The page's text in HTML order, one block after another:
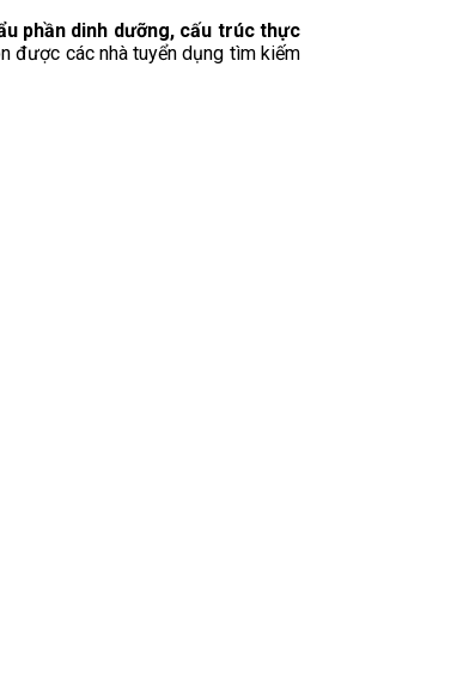
phần dinh dưỡng, cấu trúc thực
được các nhà tuyển dụng tìm kiếm